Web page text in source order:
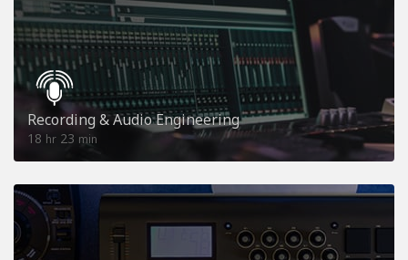
Recording & Audio Engineering
18 hr 23 min